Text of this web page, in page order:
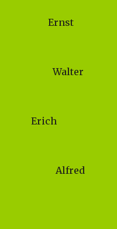
Walter
Erich
Alfred